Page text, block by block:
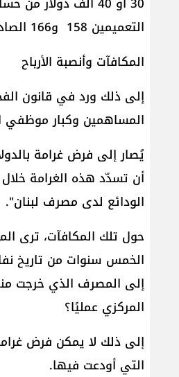
التعميمين 158 و166 الصادرين عن مصرف لبنان سيحصل فقط على 100 ألف دولار.
المكافآت وأنصبة الأرباح
إلى ذلك ورد في قانون
المساهمين وكبار موظفي
أن تسدّد هذه الغرامة
الودائع لدى مصرف لبنان".
الخمس سنوات من تاريخ
إلى المصرف الذي خرجت
المركزي عمليًا؟
التي أودعت فيها.